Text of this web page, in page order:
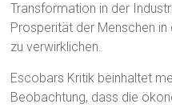
Transformation in der
Prosperität der Menschen
zu verwirklichen.
Escobars Kritik beinhaltet
Beobachtung, dass die